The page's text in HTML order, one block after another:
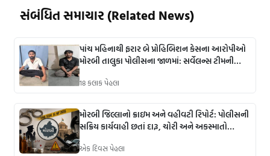
સંબંધિત સમાચાર (Related News)
પાંચ મહિનાથી ફરાર બે પ્રોહિબિશન કેસના આરોપીઓ
મોરબી તાલુકા પોલીસના જાળમાં: સર્વેલન્સ ટીમની
18 કલાક પેહલા
મોરબી જિલ્લાનો ક્રાઇમ અને વહીવટી રિપોર્ટ: પોલીસની
સક્રિય કાર્યવાહી છતાં દારૂ, ચોરી અને અકસ્માતો
એક દિવસ પેહલા